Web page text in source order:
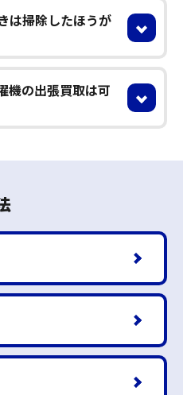
は掃除したほうが
機の出張買取は可